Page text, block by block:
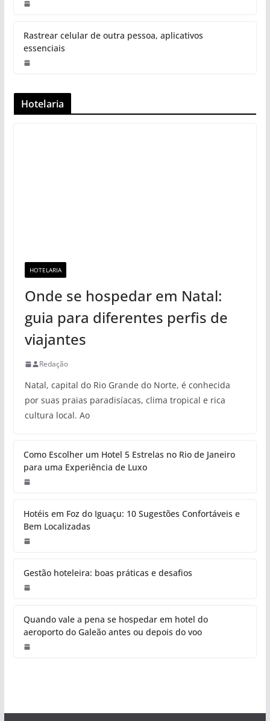
Rastrear celular de outra pessoa, aplicativos
essenciais
Hotelaria
HOTELARIA
Onde se hospedar em Natal:
guia para diferentes perfis de
viajantes
Redação
Natal, capital do Rio Grande do Norte, é conhecida
por suas praias paradisíacas, clima tropical e rica
cultura local. Ao
Como Escolher um Hotel 5 Estrelas no Rio de Janeiro
para uma Experiência de Luxo
Hotéis em Foz do Iguaçu: 10 Sugestões Confortáveis e
Bem Localizadas
Gestão hoteleira: boas práticas e desafios
Quando vale a pena se hospedar em hotel do
aeroporto do Galeão antes ou depois do voo